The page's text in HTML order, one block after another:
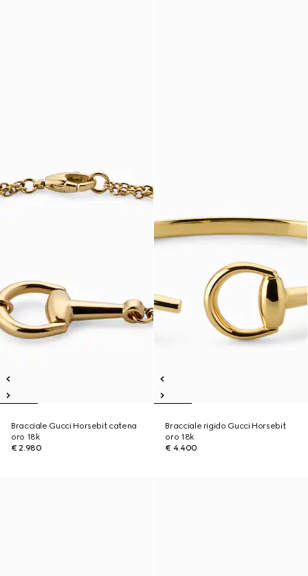
Bracciale Gucci Horsebit catena
oro 18k
€ 2.980
Bracciale rigido Gucci Horsebit
oro 18k
€ 4.400